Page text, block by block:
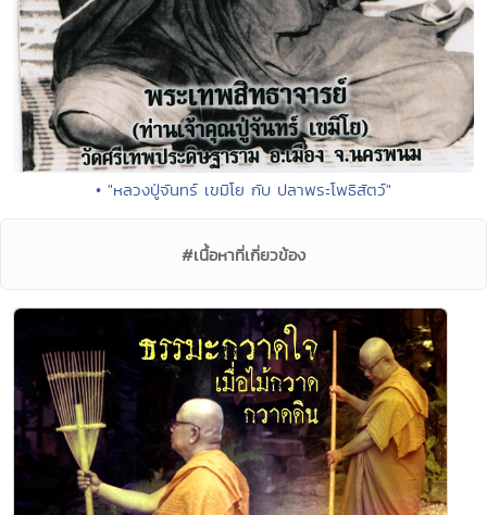
• "หลวงปู่จันทร์ เขมิโย กับ ปลาพระโพธิสัตว์"
#เนื้อหาที่เกี่ยวข้อง